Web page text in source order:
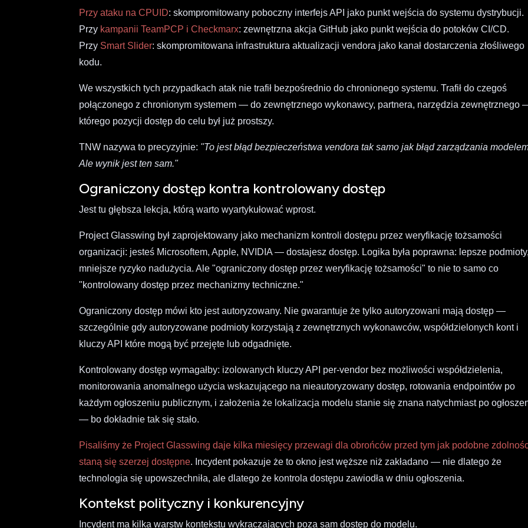
Przy ataku na CPUID: skompromitowany poboczny interfejs API jako punkt wejścia do systemu dystrybucji.
Przy kampanii TeamPCP i Checkmarx: zewnętrzna akcja GitHub jako punkt wejścia do potoków CI/CD.
Przy Smart Slider: skompromitowana infrastruktura aktualizacji vendora jako kanał dostarczenia złośliwego
kodu.
We wszystkich tych przypadkach atak nie trafił bezpośrednio do chronionego systemu. Trafił do czegoś
połączonego z chronionym systemem — do zewnętrznego wykonawcy, partnera, narzędzia zewnętrznego
którego pozycji dostęp do celu był już prostszy.
TNW nazywa to precyzyjnie: "To jest błąd bezpieczeństwa vendora tak samo jak błąd zarządzania
Ale wynik jest ten sam."
Ograniczony dostęp kontra kontrolowany dostęp
Jest tu głębsza lekcja, którą warto wyartykułować wprost.
Project Glasswing był zaprojektowany jako mechanizm kontroli dostępu przez weryfikację tożsamości
organizacji: jesteś Microsoftem, Apple, NVIDIA — dostajesz dostęp. Logika była poprawna: lepsze podmioty,
mniejsze ryzyko nadużycia. Ale "ograniczony dostęp przez weryfikację tożsamości" to nie to samo co
"kontrolowany dostęp przez mechanizmy techniczne."
Ograniczony dostęp mówi kto jest autoryzowany. Nie gwarantuje że tylko autoryzowani mają dostęp —
szczególnie gdy autoryzowane podmioty korzystają z zewnętrznych wykonawców, współdzielonych kont i
kluczy API które mogą być przejęte lub odgadnięte.
Kontrolowany dostęp wymagałby: izolowanych kluczy API per-vendor bez możliwości współdzielenia,
monitorowania anomalnego użycia wskazującego na nieautoryzowany dostęp, rotowania endpointów po
każdym ogłoszeniu publicznym, i założenia że lokalizacja modelu stanie się znana natychmiast po
— bo dokładnie tak się stało.
Pisaliśmy że Project Glasswing daje kilka miesięcy przewagi dla obrońców przed tym jak podobne
staną się szerzej dostępne. Incydent pokazuje że to okno jest węższe niż zakładano — nie dlatego że
technologia się upowszechniła, ale dlatego że kontrola dostępu zawiodła w dniu ogłoszenia.
Kontekst polityczny i konkurencyjny
Incydent ma kilka warstw kontekstu wykraczających poza sam dostęp do modelu.